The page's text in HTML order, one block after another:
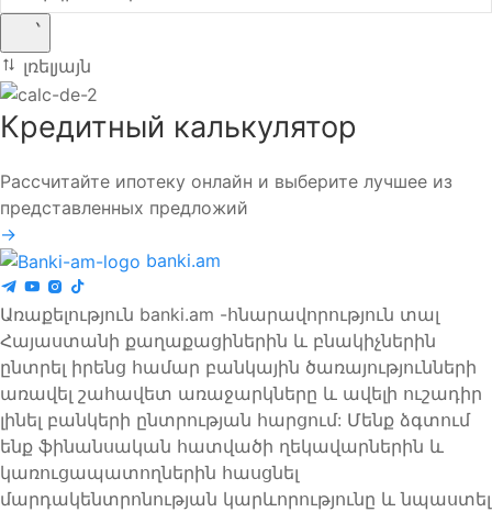
լռելյայն
Кредитный калькулятор
Рассчитайте ипотеку онлайн и выберите лучшее из
представленных предложий
→
banki.am
Առաքելություն banki.am -հնարավորություն տալ
Հայաստանի քաղաքացիներին և բնակիչներին
ընտրել իրենց համար բանկային ծառայությունների
առավել շահավետ առաջարկները և ավելի ուշադիր
լինել բանկերի ընտրության հարցում: Մենք ձգտում
ենք ֆինանսական հատվածի ղեկավարներին և
կառուցապատողներին հասցնել
մարդակենտրոնության կարևորությունը և նպաստել